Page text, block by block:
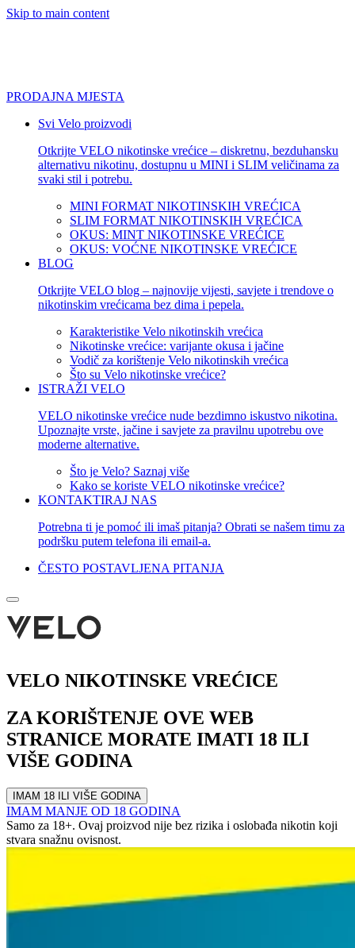
Skip to main content
PRODAJNA MJESTA
Svi Velo proizvodi
Otkrijte VELO nikotinske vrećice – diskretnu, bezduhansku
alternativu nikotinu, dostupnu u MINI i SLIM veličinama za
svaki stil i potrebu.
MINI FORMAT NIKOTINSKIH VREĆICA
SLIM FORMAT NIKOTINSKIH VREĆICA
OKUS: MINT NIKOTINSKE VREĆICE
OKUS: VOĆNE NIKOTINSKE VREĆICE
BLOG
Otkrijte VELO blog – najnovije vijesti, savjete i trendove o
nikotinskim vrećicama bez dima i pepela.
Karakteristike Velo nikotinskih vrećica
Nikotinske vrećice: varijante okusa i jačine
Vodič za korištenje Velo nikotinskih vrećica
Što su Velo nikotinske vrećice?
ISTRAŽI VELO
VELO nikotinske vrećice nude bezdimno iskustvo nikotina.
Upoznajte vrste, jačine i savjete za pravilnu upotrebu ove
moderne alternative.
Što je Velo? Saznaj više
Kako se koriste VELO nikotinske vrećice?
KONTAKTIRAJ NAS
Potrebna ti je pomoć ili imaš pitanja? Obrati se našem timu za
podršku putem telefona ili email-a.
ČESTO POSTAVLJENA PITANJA
VELO NIKOTINSKE VREĆICE
ZA KORIŠTENJE OVE WEB
STRANICE MORATE IMATI 18 ILI
VIŠE GODINA
IMAM 18 ILI VIŠE GODINA
IMAM MANJE OD 18 GODINA
Samo za 18+. Ovaj proizvod nije bez rizika i oslobađa nikotin koji
stvara snažnu ovisnost.